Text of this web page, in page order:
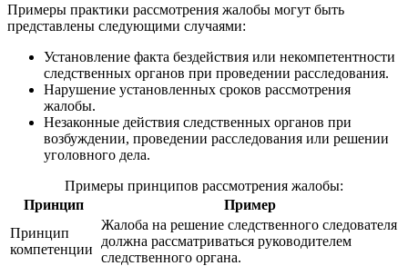
Примеры практики рассмотрения жалобы могут быть
представлены следующими случаями:
Установление факта бездействия или некомпетентности
следственных органов при проведении расследования.
Нарушение установленных сроков рассмотрения
жалобы.
Незаконные действия следственных органов при
возбуждении, проведении расследования или решении
уголовного дела.
Примеры принципов рассмотрения жалобы:
Принцип
Пример
Принцип
компетенции
Жалоба на решение следственного следователя
должна рассматриваться руководителем
следственного органа.